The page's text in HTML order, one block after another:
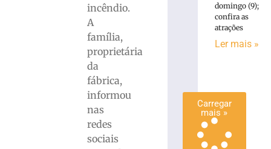
incêndio.
A
família,
proprietária
da
fábrica,
informou
nas
redes
sociais
Carregar
mais »
domingo (9);
confira as
atrações
Ler mais »